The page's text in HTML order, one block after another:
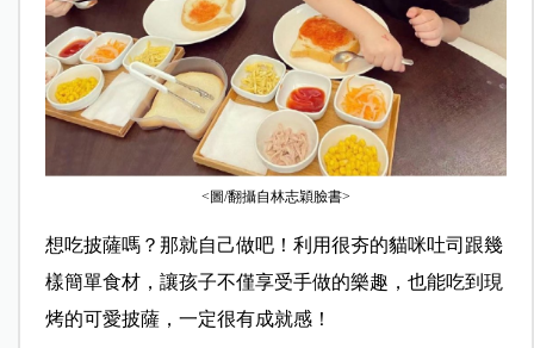
<圖/翻攝自林志穎臉書>
想吃披薩嗎？那就自己做吧！利用很夯的貓咪吐司跟幾
樣簡單食材，讓孩子不僅享受手做的樂趣，也能吃到現
烤的可愛披薩，一定很有成就感！